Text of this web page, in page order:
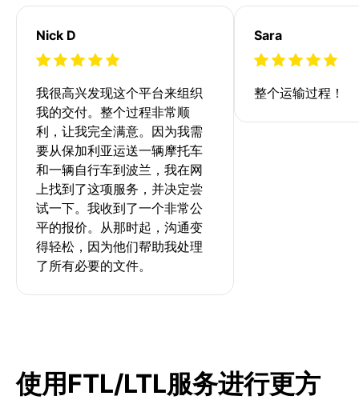
Nick D
我很高兴发现这个平台来组织
我的交付。整个过程非常顺
利，让我完全满意。因为我需
要从保加利亚运送一辆摩托车
和一辆自行车到波兰，我在网
上找到了这项服务，并决定尝
试一下。我收到了一个非常公
平的报价。从那时起，沟通变
得轻松，因为他们帮助我处理
了所有必要的文件。
Sara
整个运输过程！
使用FTL/LTL服务进行更方